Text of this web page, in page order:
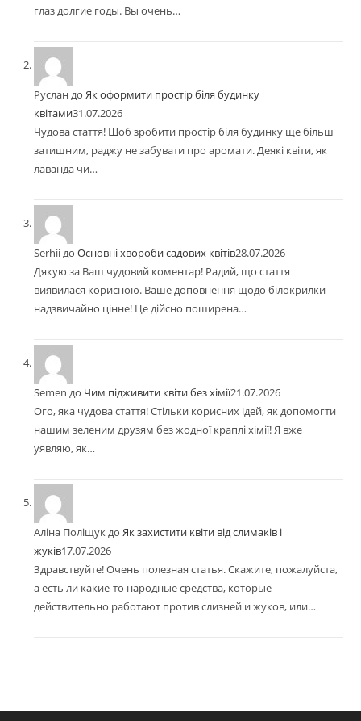
глаз долгие годы. Вы очень…
Руслан доЯк оформити простір біля будинку
квітами31.07.2026
Чудова стаття! Щоб зробити простір біля будинку ще більш
затишним, раджу не забувати про аромати. Деякі квіти, як
лаванда чи…
SerhiiдоОсновні хвороби садових квітів28.07.2026
Дякую за Ваш чудовий коментар! Радий, що стаття
виявилася корисною. Ваше доповнення щодо білокрилки –
надзвичайно цінне! Це дійсно поширена…
Semen до Чим підживити квіти без хімії21.07.2026
Ого, яка чудова стаття! Стільки корисних ідей, як допомогти
нашим зеленим друзям без жодної краплі хімії! Я вже
уявляю, як…
Аліна ПоліщукдоЯк захистити квіти від слимаків і
жуків17.07.2026
Здравствуйте! Очень полезная статья. Скажите, пожалуйста,
а есть ли какие-то народные средства, которые
действительно работают против слизней и жуков, или…